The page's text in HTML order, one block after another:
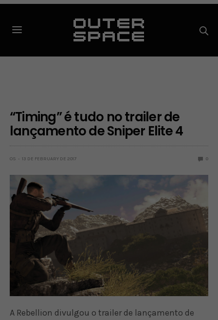
“Timing” é tudo no trailer de
lançamento de Sniper Elite 4
OS 13 DE FEBRUARY DE 2017 0
A Rebellion divulgou o trailer de lançamento de